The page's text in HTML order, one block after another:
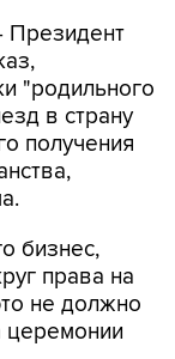
Президент
"родильного
в страну
получения
бизнес,
права на
не должно
церемонии